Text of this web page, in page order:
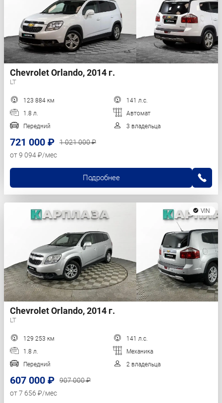
Chevrolet Orlando, 2014 г.
LT
123 884 км
141 л.с.
1.8 л.
Автомат
Передний
3 владельца
721 000 ₽
1 021 000 ₽
от 9 094 ₽/мес
Подробнее
VIN
Chevrolet Orlando, 2014 г.
LT
129 253 км
141 л.с.
1.8 л.
Механика
Передний
2 владельца
607 000 ₽
907 000 ₽
от 7 656 ₽/мес